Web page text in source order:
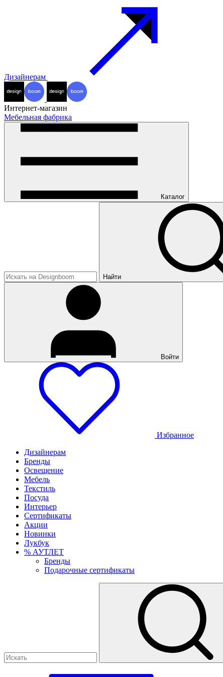
Дизайнерам
Интернет-магазин
Мебельная фабрика
Каталог
Найти
Войти
Избранное
Дизайнерам
Бренды
Освещение
Мебель
Текстиль
Посуда
Интерьер
Сертификаты
Акции
Новинки
Лукбук
% АУТЛЕТ
Бренды
Подарочные сертификаты